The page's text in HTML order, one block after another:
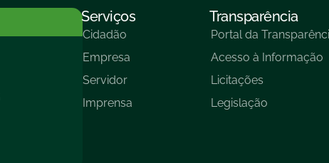
Serviços
Cidadão
Empresa
Servidor
Imprensa
Transparência
Portal da
Acesso à Informação
Licitações
Legislação